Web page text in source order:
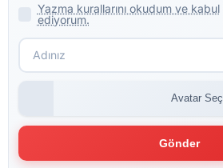
Yazma kurallarını okudum ve kabul
ediyorum.
Avatar Seç
Gönder